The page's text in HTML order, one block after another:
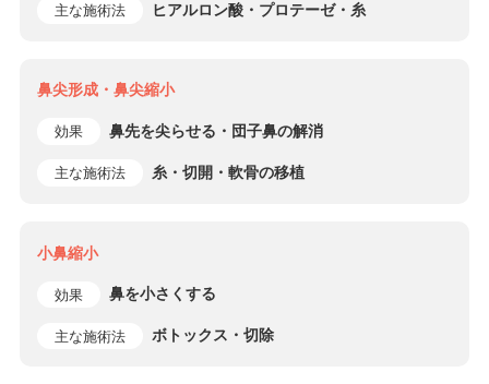
主な施術法 ヒアルロン酸・プロテーゼ・糸
鼻尖形成・鼻尖縮小
効果 鼻先を尖らせる・団子鼻の解消
主な施術法 糸・切開・軟骨の移植
小鼻縮小
効果 鼻を小さくする
主な施術法 ボトックス・切除